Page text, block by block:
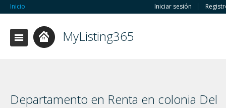
Inicio Iniciar sesión
MyListing365
Departamento en Renta en colonia Del